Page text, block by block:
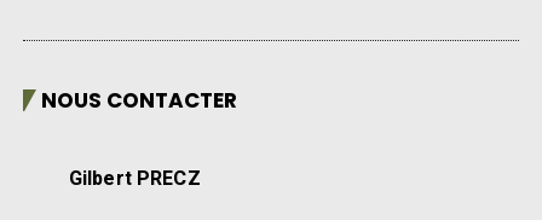
NOUS CONTACTER
Gilbert PRECZ